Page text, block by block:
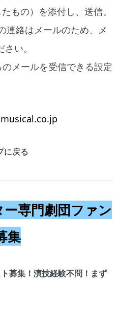
もの）を添付し、送信。
連絡はメールのため、メ
い。
メールを受信できる設定
に戻る
専門劇団フ ァン
集
募集！演技経験不問！まず